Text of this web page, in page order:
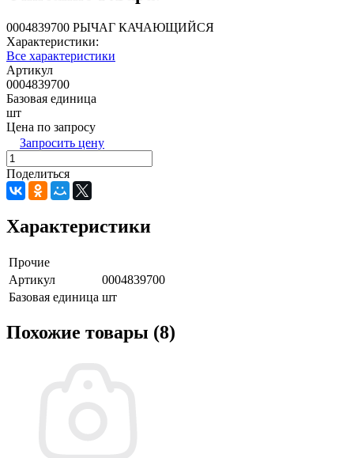
0004839700 РЫЧАГ КАЧАЮЩИЙСЯ
Характеристики:
Все характеристики
Артикул
0004839700
Базовая единица
шт
Цена по запросу
Запросить цену
Поделиться
Характеристики
Прочие
Артикул
0004839700
Базовая единица шт
Похожие товары (8)